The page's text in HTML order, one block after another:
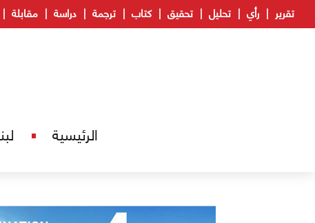
تقرير رأي تحليل تحقيق كتاب ترجمة دراسة مقابلة
الرئيسية